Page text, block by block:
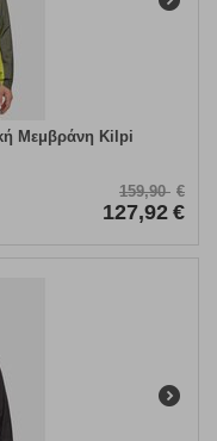
Μεμβράνη Kilpi
159,90 €
127,92 €